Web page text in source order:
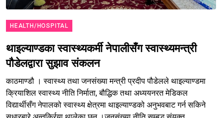
HEALTH/HOSPITAL
थाइल्याण्डका स्वास्थ्यकर्मी नेपालीसँग स्वास्थ्यमन्त्री
पौडेलद्वारा सुझाव संकलन
काठमाण्डौ । स्वास्थ्य तथा जनसंख्या मन्त्री प्रदीप पौडेलले थाइल्याण्डमा
क्रियाशिल स्वास्थ्य नीति निर्माता, बौद्धिक तथा अध्ययनरत मेडिकल
विद्यार्थीसँग नेपालको स्वास्थ्य क्षेत्रमा थाइल्याण्डको अनुभवबाट गर्न सकिने